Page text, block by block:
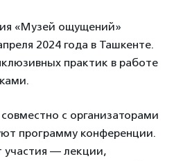
«Музей ощущений»
2024 года в Ташкенте.
практик в работе
с организаторами
программу конференции.
— лекции,